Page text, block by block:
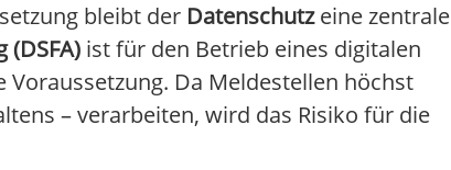
bleibt der Datenschutzeine zentrale
(DSFA) ist für den Betrieb eines digitalen
Da Meldestellen höchst
– verarbeiten, wird das Risiko für die